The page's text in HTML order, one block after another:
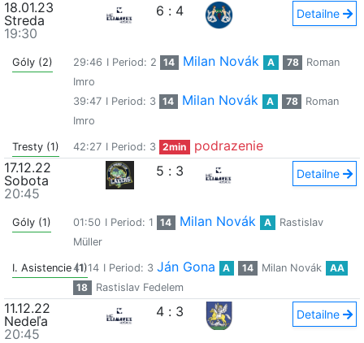
18.01.23
Streda
19:30
6 : 4 Detailne
Góly (2) 29:46 I Period: 2 14 Milan Novák A 78
Roman
Imro
39:47 I Period: 3 14 Milan Novák A 78
Roman
Imro
Tresty (1) 42:27 I Period: 3 2min
podrazenie
17.12.22
Sobota
20:45
5 : 3 Detailne
Góly (1) 01:50 I Period: 1 14 Milan Novák A
Rastislav
Müller
I. Asistencie (1)41:14 I Period: 3 Ján Gona A 14 Milan Novák
AA
18
Rastislav Fedelem
11.12.22
Nedeľa
20:45
4 : 3 Detailne